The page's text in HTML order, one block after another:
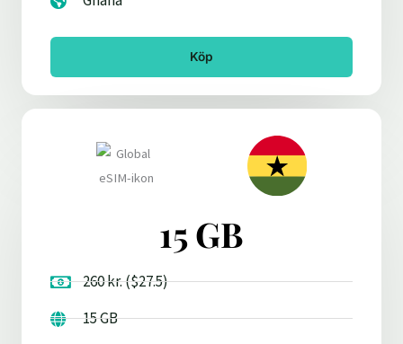
Köp
15 GB
260 kr. ($27.5)
15 GB